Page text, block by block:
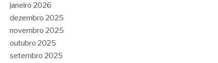
janeiro 2026
dezembro 2025
novembro 2025
outubro 2025
setembro 2025